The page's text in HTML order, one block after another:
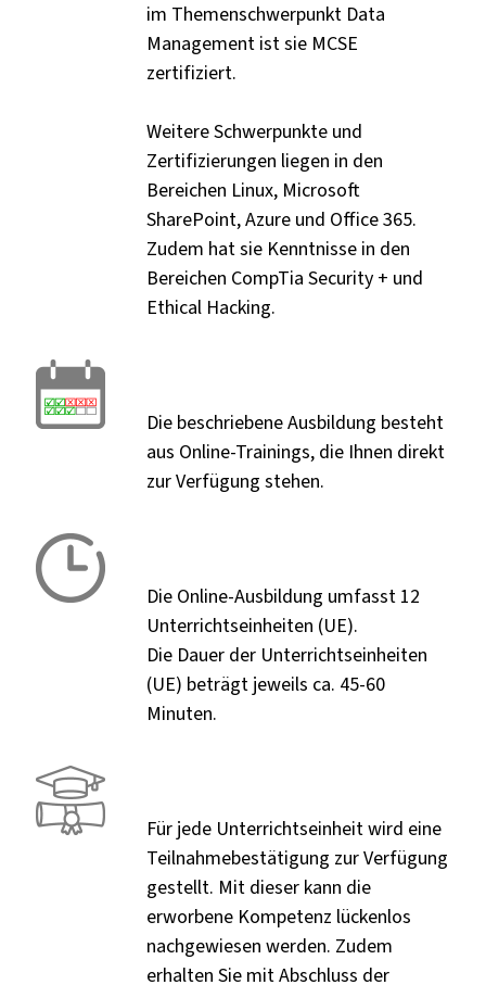
im Themenschwerpunkt Data
Management ist sie MCSE
zertifiziert.
Weitere Schwerpunkte und
Zertifizierungen liegen in den
Bereichen Linux, Microsoft
SharePoint, Azure und Office 365.
Zudem hat sie Kenntnisse in den
Bereichen CompTia Security + und
Ethical Hacking.
Die beschriebene Ausbildung besteht
aus Online-Trainings, die Ihnen direkt
zur Verfügung stehen.
Die Online-Ausbildung umfasst 12
Unterrichtseinheiten (UE).
Die Dauer der Unterrichtseinheiten
(UE) beträgt jeweils ca. 45-60
Minuten.
Für jede Unterrichtseinheit wird eine
Teilnahmebestätigung zur Verfügung
gestellt. Mit dieser kann die
erworbene Kompetenz lückenlos
nachgewiesen werden. Zudem
erhalten Sie mit Abschluss der